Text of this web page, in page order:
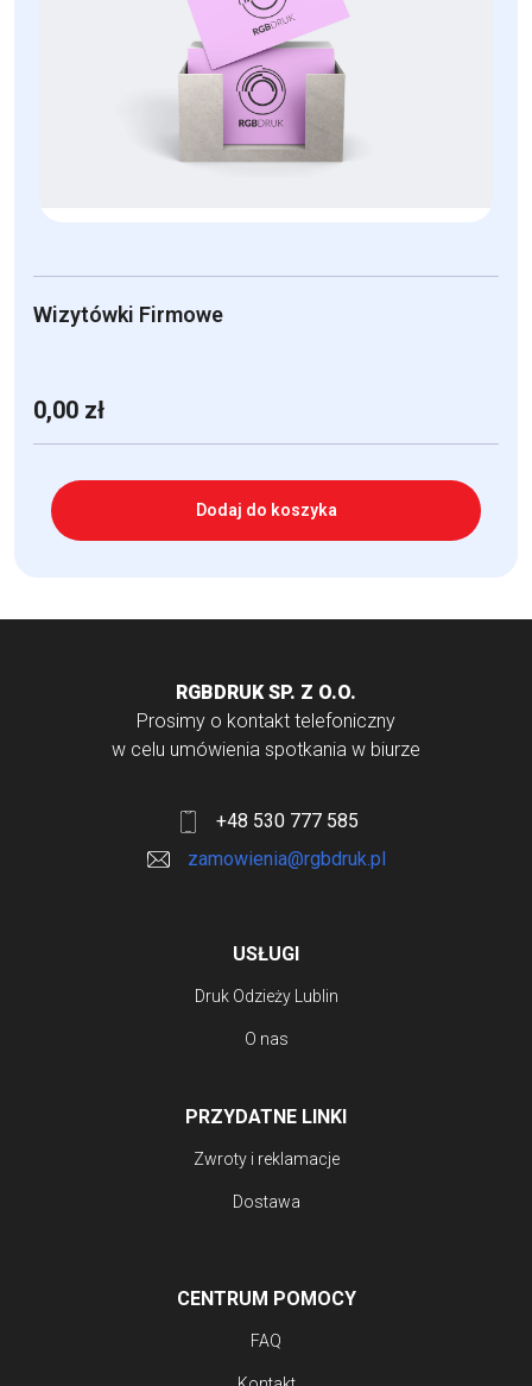
Wizytówki Firmowe
0,00 zł
Dodaj do koszyka
RGBDRUK SP. Z O.O.
Prosimy o kontakt telefoniczny
w celu umówienia spotkania w biurze
+48 530 777 585
zamowienia@rgbdruk.pl
USŁUGI
Druk Odzieży Lublin
O nas
PRZYDATNE LINKI
Zwroty i reklamacje
Dostawa
CENTRUM POMOCY
FAQ